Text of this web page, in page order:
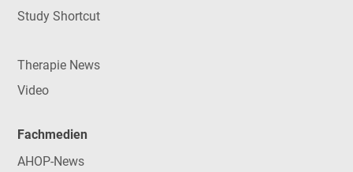
Study Shortcut
Therapie News
Video
Fachmedien
AHOP-News